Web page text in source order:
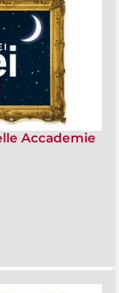
Accademie